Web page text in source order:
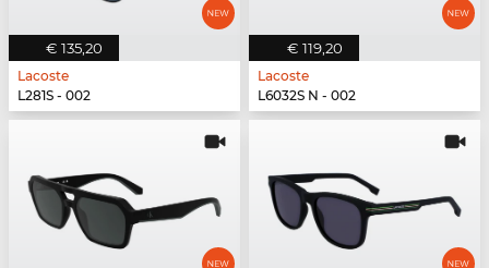
€ 135,20
Lacoste
L281S - 002
€ 119,20
Lacoste
L6032S N - 002